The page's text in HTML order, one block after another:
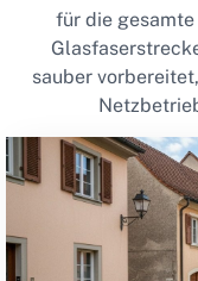
für die
sauber